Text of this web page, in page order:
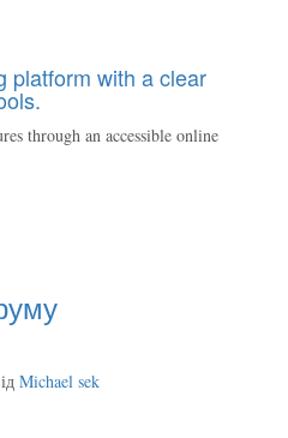
platform with a clear
through an accessible online
Michael sek